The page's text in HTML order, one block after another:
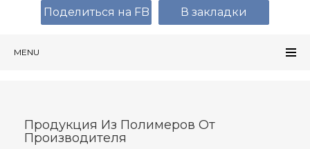
MENU
Продукция Из Полимеров От
Производителя
Поделиться на FB В закладки